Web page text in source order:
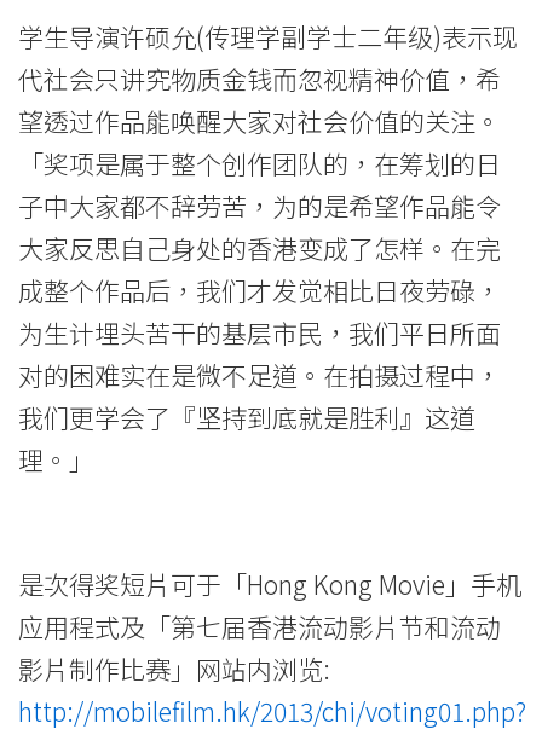
纪
录
片
铜
奖」
学
院
消
国
际
学
学生导演许硕允(传理学副学士二年级)表示现
代社会只讲究物质金钱而忽视精神价值，希
望透过作品能唤醒大家对社会价值的关注。
「奖项是属于整个创作团队的，在筹划的日
子中大家都不辞劳苦，为的是希望作品能令
大家反思自己身处的香港变成了怎样。在完
成整个作品后，我们才发觉相比日夜劳碌，
为生计埋头苦干的基层市民，我们平日所面
对的困难实在是微不足道。在拍摄过程中，
我们更学会了『坚持到底就是胜利』这道
理。」
是次得奖短片可于「Hong Kong Movie」手机
应用程式及「第七届香港流动影片节和流动
影片制作比赛」网站内浏览:
http://mobilefilm.hk/2013/chi/voting01.php?